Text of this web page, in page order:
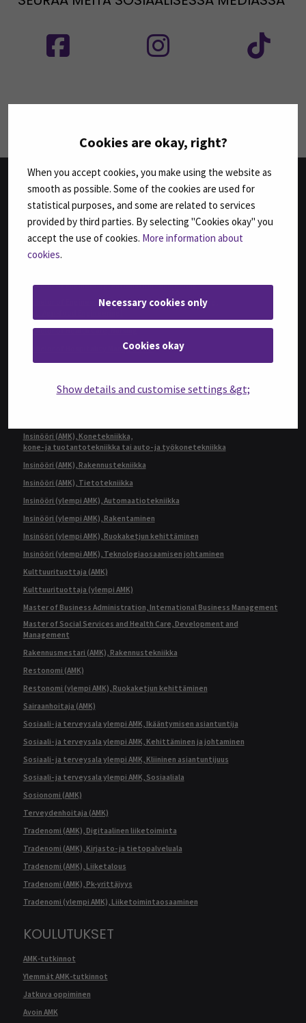
Cookies are okay, right?
When you accept cookies, you make using the website as
smooth as possible. Some of the cookies are used for
statistical purposes, and some are related to services
provided by third parties. By selecting "Cookies okay" you
accept the use of cookies. More information about
cookies.
Necessary cookies only
Cookies okay
Show details and customise settings &gt;
TUTKINNOT
Agrologi (AMK)
Agrologi (ylempi AMK), Maatalousyrityksen kehittäminen
Bachelor of Engineering, Automation Engineering
Bachelor of Engineering, Sustainable Food Processing,
Bachelor of Health Care, Nursing
Bachelor of Hospitality Management
Fysioterapeutti (AMK)
Geronomi (AMK)
Insinööri (AMK), Konetekniikka,
kone- ja tuotantotekniikka tai auto- ja työkonetekniikka
Insinööri (AMK), Rakennustekniikka
Insinööri (AMK), Tietotekniikka
Insinööri (ylempi AMK), Automaatiotekniikka
Insinööri (ylempi AMK), Rakentaminen
Insinööri (ylempi AMK), Ruokaketjun kehittäminen
Insinööri (ylempi AMK), Teknologiaosaamisen johtaminen
Kulttuurituottaja (AMK)
Kulttuurituottaja (ylempi AMK)
Master of Business Administration, International Business Management
Master of Social Services and Health Care, Development and
Management
Rakennusmestari (AMK), Rakennustekniikka
Restonomi (AMK)
Restonomi (ylempi AMK), Ruokaketjun kehittäminen
Sairaanhoitaja (AMK)
Sosiaali- ja terveysala ylempi AMK, Ikääntymisen asiantuntija
Sosiaali- ja terveysala ylempi AMK, Kehittäminen ja johtaminen
Sosiaali- ja terveysala ylempi AMK, Kliininen asiantuntijuus
Sosiaali- ja terveysala ylempi AMK, Sosiaaliala
Sosionomi (AMK)
Terveydenhoitaja (AMK)
Tradenomi (AMK), Digitaalinen liiketoiminta
Tradenomi (AMK), Kirjasto- ja tietopalveluala
Tradenomi (AMK), Liiketalous
Tradenomi (AMK), Pk-yrittäjyys
Tradenomi (ylempi AMK), Liiketoimintaosaaminen
KOULUTUKSET
AMK-tutkinnot
Ylemmät AMK-tutkinnot
Jatkuva oppiminen
Avoin AMK